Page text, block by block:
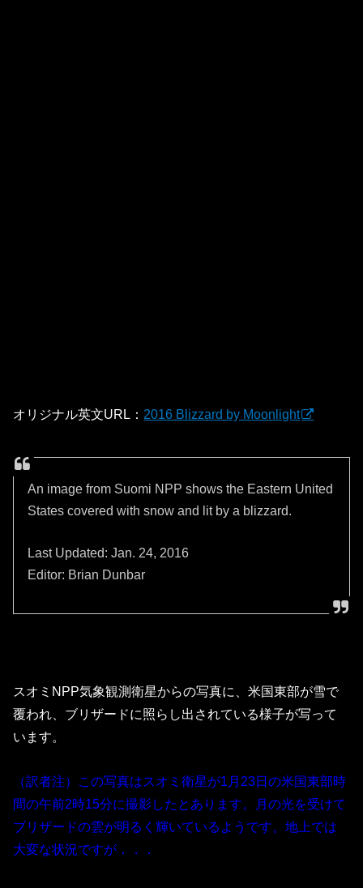
オリジナル英文URL： 2016 Blizzard by Moonlight
An image from Suomi NPP shows the Eastern United
States covered with snow and lit by a blizzard.
Last Updated: Jan. 24, 2016
Editor: Brian Dunbar
スオミNPP気象観測衛星からの写真に、米国東部が雪で
覆われ、ブリザードに照らし出されている様子が写って
います。
（訳者注）この写真はスオミ衛星が1月23日の米国東部時
間の午前2時15分に撮影したとあります。月の光を受けて
ブリザードの雲が明るく輝いているようです。地上では
大変な状況ですが．．．